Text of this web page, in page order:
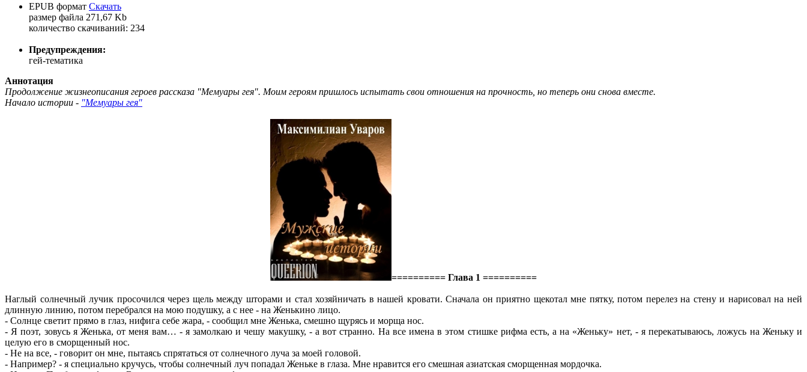
EPUB формат Скачать
размер файла 271,67 Kb
количество cкачиваний: 234
Предупреждения:
гей-тематика
Аннотация
Продолжение жизнеописания героев рассказа "Мемуары гея". Моим героям пришлось испытать свои отношения на прочность, но теперь они снова вместе.
Начало истории - "Мемуары гея"
========== Глава 1 ==========
Наглый солнечный лучик просочился через щель между шторами и стал хозяйничать в нашей кровати. Сначала он приятно щекотал мне пятку, потом перелез на стену и нарисовал на ней
длинную линию, потом перебрался на мою подушку, а с нее - на Женькино лицо.
- Солнце светит прямо в глаз, нифига себе жара, - сообщил мне Женька, смешно щурясь и морща нос.
- Я поэт, зовусь я Женька, от меня вам… - я замолкаю и чешу макушку, - а вот странно. На все имена в этом стишке рифма есть, а на «Женьку» нет, - я перекатываюсь, ложусь на Женьку и
целую его в сморщенный нос.
- Не на все, - говорит он мне, пытаясь спрятаться от солнечного луча за моей головой.
- Например? - я специально кручусь, чтобы солнечный луч попадал Женьке в глаза. Мне нравится его смешная азиатская сморщенная мордочка.